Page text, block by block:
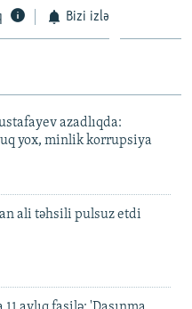
Bizi izlə
azadlıqda:
yox, minlik korrupsiya
ali təhsili pulsuz etdi